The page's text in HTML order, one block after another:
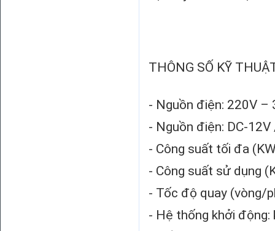
THÔNG SỐ KỸ
- Nguồn điện: 220V
- Nguồn điện: DC-
- Công suất tối đa
- Công suất sử dụng
- Tốc độ quay (vòng/
- Hệ thống khởi